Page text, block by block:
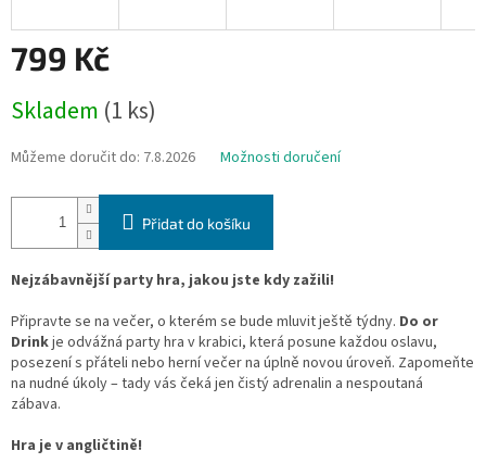
799 Kč
cena:
Skladem (1 ks)
Můžeme doručit do: 7.8.2026 Možnosti doručení
Přidat do košíku
Nejzábavnější party hra, jakou jste kdy zažili!
Připravte se na večer, o kterém se bude mluvit ještě týdny. Do or
Drinkje odvážná party hra v krabici, která posune každou oslavu,
posezení s přáteli nebo herní večer na úplně novou úroveň. Zapomeňte
na nudné úkoly – tady vás čeká jen čistý adrenalin a nespoutaná
zábava.
Hra je v angličtině!